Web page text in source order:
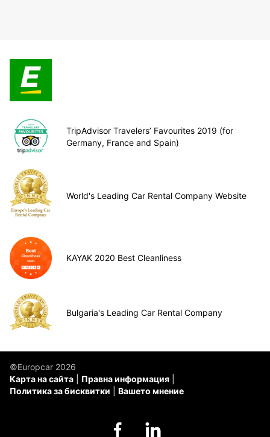
TripAdvisor Travelers’ Favourites 2019 (for
Germany, France and Spain)
World's Leading Car Rental Company Website
KAYAK 2020 Best Cleanliness
Bulgaria's Leading Car Rental Company
©Europcar 2026
Карта на сайта
Правна информация
Политика за бисквитки
Вашето мнение